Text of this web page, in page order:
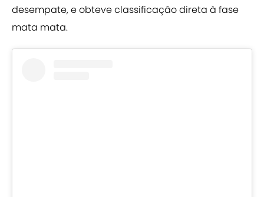
desempate, e obteve classificação direta à fase
mata mata.